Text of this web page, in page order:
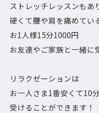
ストレッチレッスンもあ
硬くて腰や肩を痛めてい
お1人様15分1000円
お友達やご家族と一緒に
リラクゼーションは
お一人さま1番安くて10
受けることができます！